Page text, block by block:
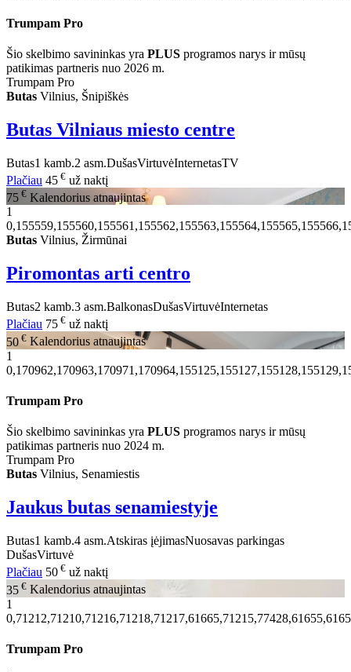
Trumpam Pro
Šio skelbimo savininkas yra PLUS programos narys ir mūsų
patikimas partneris nuo 2026 m.
Trumpam Pro
Butas Vilnius, Šnipiškės
Butas Vilniaus miesto centre
Butas1 kamb.2 asm.DušasVirtuvėInternetasTV
Plačiau 45 € už naktį
75 € Kalendorius atnaujintas
1
Butas Vilnius, Žirmūnai
Piromontas arti centro
Butas2 kamb.3 asm.BalkonasDušasVirtuvėInternetas
Plačiau 75 € už naktį
50 € Kalendorius atnaujintas
1
Trumpam Pro
Šio skelbimo savininkas yra PLUS programos narys ir mūsų
patikimas partneris nuo 2024 m.
Trumpam Pro
Butas Vilnius, Senamiestis
Jaukus butas senamiestyje
Butas1 kamb.4 asm.Atskiras įėjimasNuosavas parkingas
DušasVirtuvė
Plačiau 50 € už naktį
35 € Kalendorius atnaujintas
1
Trumpam Pro